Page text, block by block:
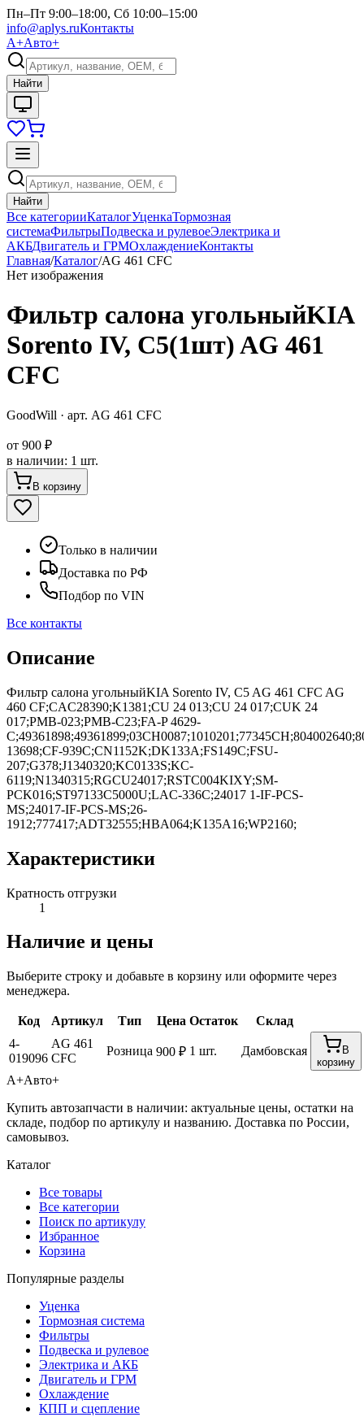
Пн–Пт 9:00–18:00, Сб 10:00–15:00
info@aplys.ruКонтакты
А+Авто+
Найти
Найти
Все категорииКаталогУценкаТормозная
системаФильтрыПодвеска и рулевоеЭлектрика и
АКБДвигатель и ГРМОхлаждениеКонтакты
Главная/Каталог/AG 461 CFC
Нет изображения
Фильтр салона угольныйKIA
Sorento IV, C5(1шт) AG 461
CFC
GoodWill · арт. AG 461 CFC
от 900 ₽
в наличии: 1 шт.
В корзину
Только в наличии
Доставка по РФ
Подбор по VIN
Все контакты
Описание
Фильтр салона угольныйKIA Sorento IV, C5 AG 461 CFC AG
460 CF;CAC28390;K1381;CU 24 013;CU 24 017;CUK 24
017;PMB-023;PMB-C23;FA-P 4629-
13698;CF-939C;CN1152K;DK133A;FS149C;FSU-
207;G378;J1340320;KC0133S;KC-
6119;N1340315;RGCU24017;RSTC004KIXY;SM-
PCK016;ST97133C5000U;LAC-336C;24017 1-IF-PCS-
MS;24017-IF-PCS-MS;26-
1912;777417;ADT32555;HBA064;K135A16;WP2160;
Характеристики
Кратность отгрузки
1
Наличие и цены
Выберите строку и добавьте в корзину или оформите через
менеджера.
Код Артикул Тип Цена Остаток
Склад
4-
019096
AG 461
CFC
Розница 900 ₽ 1 шт. Дамбовская
В
корзину
А+Авто+
Купить автозапчасти в наличии: актуальные цены, остатки на
складе, подбор по артикулу и названию. Доставка по России,
самовывоз.
Каталог
Все товары
Все категории
Поиск по артикулу
Избранное
Корзина
Популярные разделы
Уценка
Тормозная система
Фильтры
Подвеска и рулевое
Электрика и АКБ
Двигатель и ГРМ
Охлаждение
КПП и сцепление